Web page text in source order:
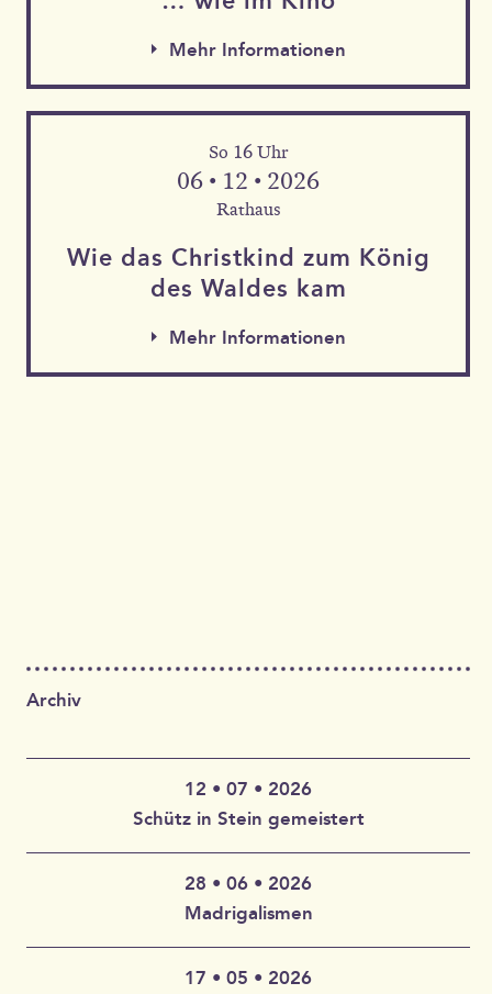
Mehr Informationen
So 16 Uhr
06 • 12 • 2026
Rathaus
Wie das Christkind zum König
des Waldes kam
Mehr Informationen
Archiv
Schütz in Stein gemeistert
12 • 07 • 2026
Claudia Wahlbuhl – Violine, Bratsche, Gambe, Gesang |
Thomas Wahlbuhl – Akkordeon, Gesang | Jan Geisler –
Klarinette, Saxophon, Gesang | Holger Vandrich –
Gitarre, Gesang | Stefan Garthoff – Gesang, Melodica |
Madrigalismen
28 • 06 • 2026
17 • 05 • 2026